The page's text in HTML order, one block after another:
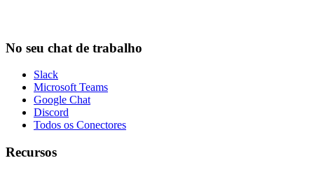
No seu chat de trabalho
Slack
Microsoft Teams
Google Chat
Discord
Todos os Conectores
Recursos